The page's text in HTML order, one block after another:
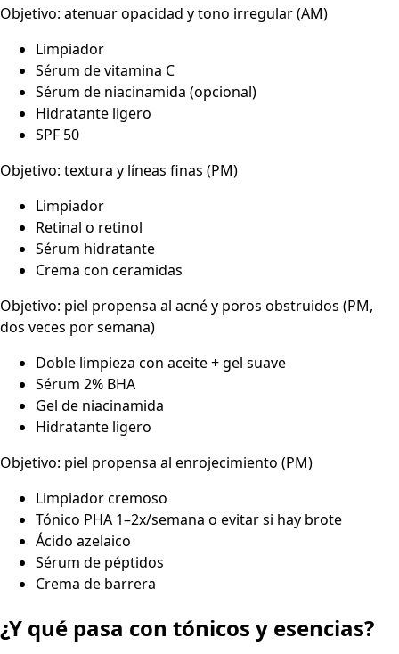
Objetivo: atenuar opacidad y tono irregular (AM)
Limpiador
Sérum de vitamina C
Sérum de niacinamida (opcional)
Hidratante ligero
SPF 50
Objetivo: textura y líneas finas (PM)
Limpiador
Retinal o retinol
Sérum hidratante
Crema con ceramidas
Objetivo: piel propensa al acné y poros obstruidos (PM,
dos veces por semana)
Doble limpieza con aceite + gel suave
Sérum 2% BHA
Gel de niacinamida
Hidratante ligero
Objetivo: piel propensa al enrojecimiento (PM)
Limpiador cremoso
Tónico PHA 1–2x/semana o evitar si hay brote
Ácido azelaico
Sérum de péptidos
Crema de barrera
¿Y qué pasa con tónicos y esencias?